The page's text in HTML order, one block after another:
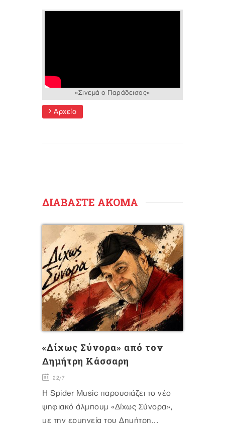
«Σινεμά ο Παράδεισος»
Αρχείο
ΔΙΑΒΑΣΤΕ ΑΚΟΜΑ
«Δίχως Σύνορα» από τον
Δημήτρη Κάσσαρη
22/7
Η Spider Music παρουσιάζει το νέο
ψηφιακό άλμπουμ «Δίχως Σύνορα»,
με την ερμηνεία του Δημήτρη...